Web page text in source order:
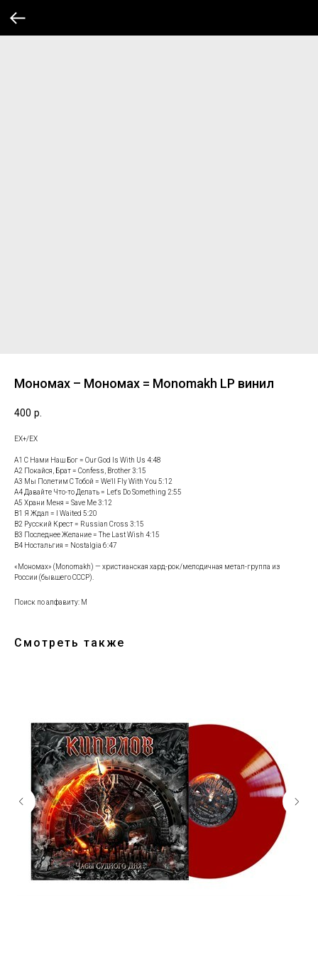
Мономах – Мономах = Monomakh LP винил
400 р.
EX+/EX
A1 С Нами Наш Бог = Our God Is With Us 4:48
A2 Покайся, Брат = Confess, Brother 3:15
A3 Мы Полетим С Тобой = We'll Fly With You 5:12
A4 Давайте Что-то Делать = Let's Do Something 2:55
A5 Храни Меня = Save Me 3:12
B1 Я Ждал = I Waited 5:20
B2 Русский Крест = Russian Cross 3:15
B3 Последнее Желание = The Last Wish 4:15
B4 Ностальгия = Nostalgia 6:47
«Мономах» (Monomakh) — христианская хард-рок/мелодичная метал-группа из
России (бывшего СССР).
Поиск по алфавиту: М
Смотреть также